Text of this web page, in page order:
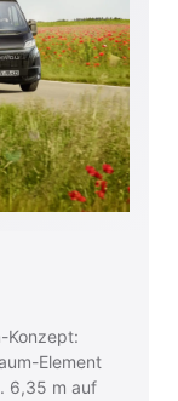
Konzept:
Element
6,35 m auf